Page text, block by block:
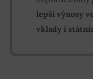
lepší výnosy
vklady i